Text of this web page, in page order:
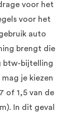
voor het
voor het
auto
brengt die
btw-bijtelling
je kiezen
of 1,5 van de
In dit geval